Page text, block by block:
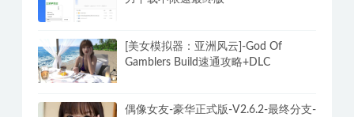
[美女模拟器：亚洲风云]-God Of
Gamblers Build速通攻略+DLC
偶像女友-豪华正式版-V2.6.2-最终分支-